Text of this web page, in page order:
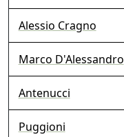
Alessio Cragno
Marco D'Alessandro
Antenucci
Puggioni